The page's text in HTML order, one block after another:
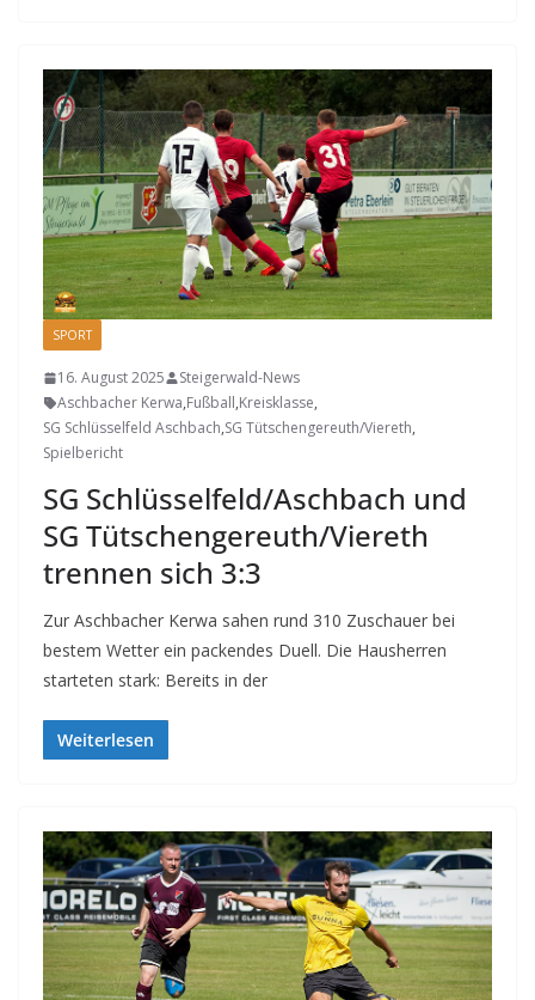
SPORT
16. August 2025
Steigerwald-News
Aschbacher Kerwa,Fußball,Kreisklasse,
SG Schlüsselfeld Aschbach,SG Tütschengereuth/Viereth,
Spielbericht
SG Schlüsselfeld/Aschbach und
SG Tütschengereuth/Viereth
trennen sich 3:3
Zur Aschbacher Kerwa sahen rund 310 Zuschauer bei
bestem Wetter ein packendes Duell. Die Hausherren
starteten stark: Bereits in der
Weiterlesen